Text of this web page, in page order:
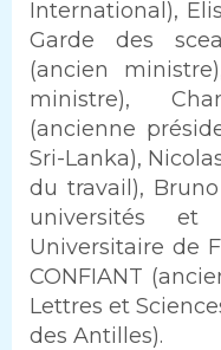
International),
Garde des
(ancien
ministre),
(ancienne
Sri-Lanka),
du travail),
universités
Universitaire de
CONFIANT
Lettres et
des Antilles).